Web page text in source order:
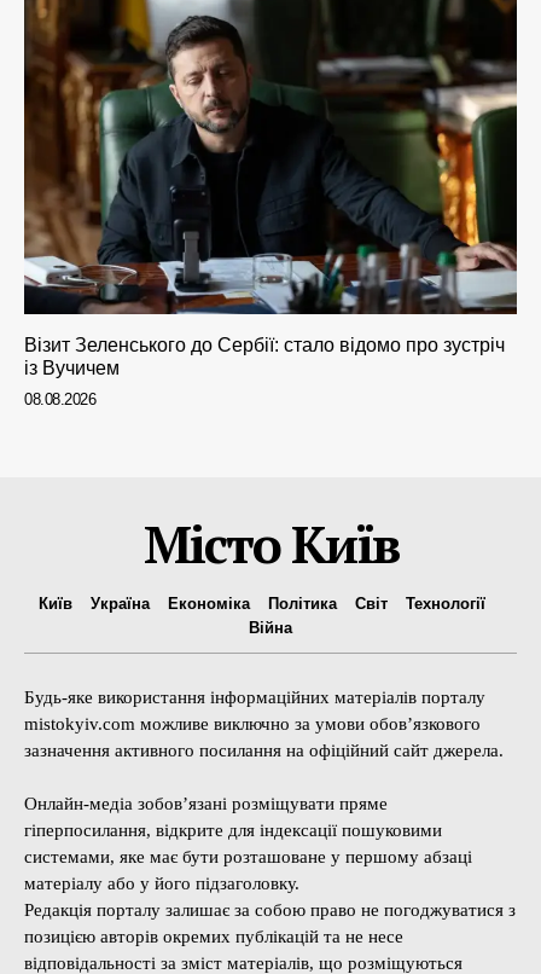
Візит Зеленського до Сербії: стало відомо про зустріч
із Вучичем
08.08.2026
Місто Київ
Київ Україна Економіка Політика Світ
Технології
Війна
Будь-яке використання інформаційних матеріалів порталу
mistokyiv.com можливе виключно за умови обов’язкового
зазначення активного посилання на офіційний сайт джерела.
Онлайн-медіа зобов’язані розміщувати пряме
гіперпосилання, відкрите для індексації пошуковими
системами, яке має бути розташоване у першому абзаці
матеріалу або у його підзаголовку.
Редакція порталу залишає за собою право не погоджуватися з
позицією авторів окремих публікацій та не несе
відповідальності за зміст матеріалів, що розміщуються